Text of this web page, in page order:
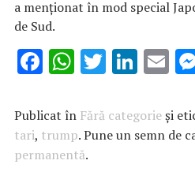
a menționat în mod special
de Sud.
F
e
b
o
W
at
s
A
T
it
te
Li
k
e
E
ai
l
Publicat în Fără categorieși
tari, trump. Pune un semn de
permanentă.